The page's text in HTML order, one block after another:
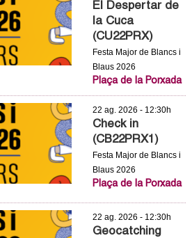
El Despertar de
la Cuca
(CU22PRX)
Festa Major de Blancs i
Blaus 2026
Plaça de la Porxada
22 ag. 2026 - 12:30h
Check in
(CB22PRX1)
Festa Major de Blancs i
Blaus 2026
Plaça de la Porxada
22 ag. 2026 - 12:30h
Geocatching